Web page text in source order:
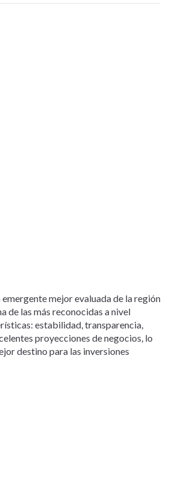
mejor evaluada de la región
de las más reconocidas a nivel
estabilidad, transparencia,
proyecciones de negocios, lo
destino para las inversiones